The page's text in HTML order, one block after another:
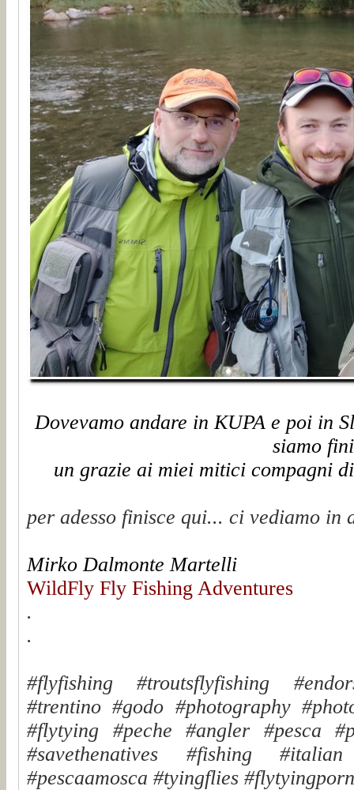
Dovevamo andare in KUPA e poi in
siamo
un grazie ai miei mitici compagni
per adesso finisce qui... ci vediamo in
Mirko Dalmonte Martelli
WildFly Fly Fishing Adventures
.
.
#flyfishing #troutsflyfishing
#trentino #godo #photography
#flytying #peche #angler #pesca
#savethenatives #fishing
#pescaamosca #tyingflies